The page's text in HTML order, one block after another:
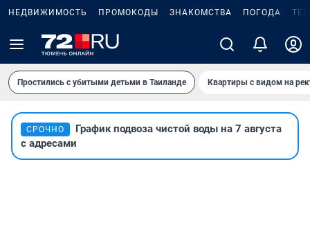
НЕДВИЖИМОСТЬ ПРОМОКОДЫ ЗНАКОМСТВА ПОГОДА
Простились с убитыми детьми в Таиланде Квартиры с видом на
СРОЧНО
График подвоза чистой воды на 7 августа
с адресами